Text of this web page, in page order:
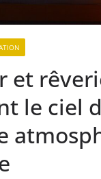
et
le ciel